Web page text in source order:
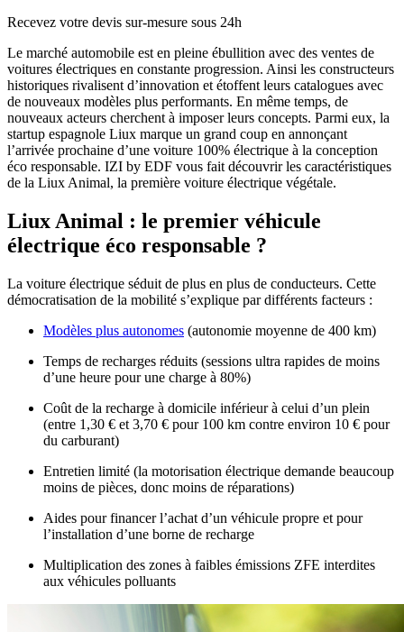
Recevez votre devis sur-mesure sous 24h
Le marché automobile est en pleine ébullition avec des ventes de
voitures électriques en constante progression. Ainsi les constructeurs
historiques rivalisent d’innovation et étoffent leurs catalogues avec
de nouveaux modèles plus performants. En même temps, de
nouveaux acteurs cherchent à imposer leurs concepts. Parmi eux, la
startup espagnole Liux marque un grand coup en annonçant
l’arrivée prochaine d’une voiture 100% électrique à la conception
éco responsable. IZI by EDF vous fait découvrir les caractéristiques
de la Liux Animal, la première voiture électrique végétale.
Liux Animal : le premier véhicule
électrique éco responsable ?
La voiture électrique séduit de plus en plus de conducteurs. Cette
démocratisation de la mobilité s’explique par différents facteurs :
Modèles plus autonomes (autonomie moyenne de 400 km)
Temps de recharges réduits (sessions ultra rapides de moins
d’une heure pour une charge à 80%)
Coût de la recharge à domicile inférieur à celui d’un plein
(entre 1,30 € et 3,70 € pour 100 km contre environ 10 € pour
du carburant)
Entretien limité (la motorisation électrique demande beaucoup
moins de pièces, donc moins de réparations)
Aides pour financer l’achat d’un véhicule propre et pour
l’installation d’une borne de recharge
Multiplication des zones à faibles émissions ZFE interdites
aux véhicules polluants